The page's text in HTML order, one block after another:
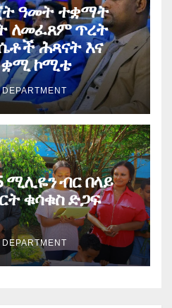
ዓመት ተቋማት
ለመፈጸም ጥረት
ሕጻናት እና
ቋሚ ኮሚቴ
DEPARTMENT
ሚሊዬን ብር በላይ
ቁሳቁስ ድጋፍ
DEPARTMENT